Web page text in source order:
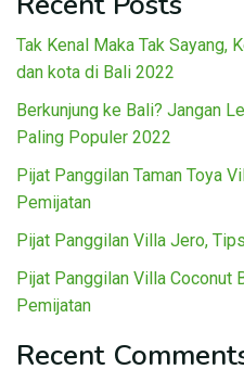
Tak Kenal Maka Tak Sayang,
dan kota di Bali 2022
Berkunjung ke Bali? Jangan
Paling Populer 2022
Pijat Panggilan Taman Toya
Pemijatan
Pijat Panggilan Villa Jero,
Pijat Panggilan Villa Coconut
Pemijatan
Recent